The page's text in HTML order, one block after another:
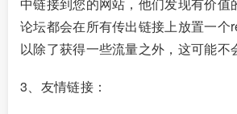
论坛都会在所有传出链接上放置一个
以除了获得一些流量之外，这可能不
3、友情链接：